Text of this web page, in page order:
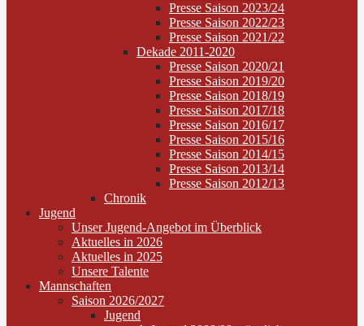
Presse Saison 2023/24
Presse Saison 2022/23
Presse Saison 2021/22
Dekade 2011-2020
Presse Saison 2020/21
Presse Saison 2019/20
Presse Saison 2018/19
Presse Saison 2017/18
Presse Saison 2016/17
Presse Saison 2015/16
Presse Saison 2014/15
Presse Saison 2013/14
Presse Saison 2012/13
Chronik
Jugend
Unser Jugend-Angebot im Überblick
Aktuelles in 2026
Aktuelles in 2025
Unsere Talente
Mannschaften
Saison 2026/2027
Jugend